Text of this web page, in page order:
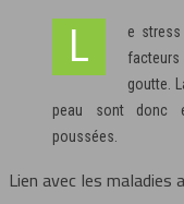
Le stress et les traumatismes cutanés sont des
goutte.
peau sont donc
poussées.
Lien avec les maladies